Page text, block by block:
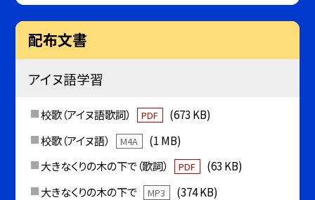
配布文書
アイヌ語学習
校歌（アイヌ語歌詞） PDF
(673 KB)
校歌（アイヌ語）
M4A
(1 MB)
大きなくりの木の下で（歌詞）
PDF
(63 KB)
大きなくりの木の下で
MP3
(374 KB)